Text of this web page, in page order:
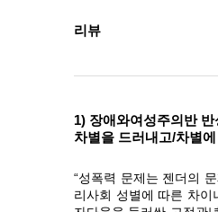
리뷰
1) 장애와여성주의반
차별을 드러내고/차별
“성폭력 문제는 젠더의
리사회 성별에 따른 차